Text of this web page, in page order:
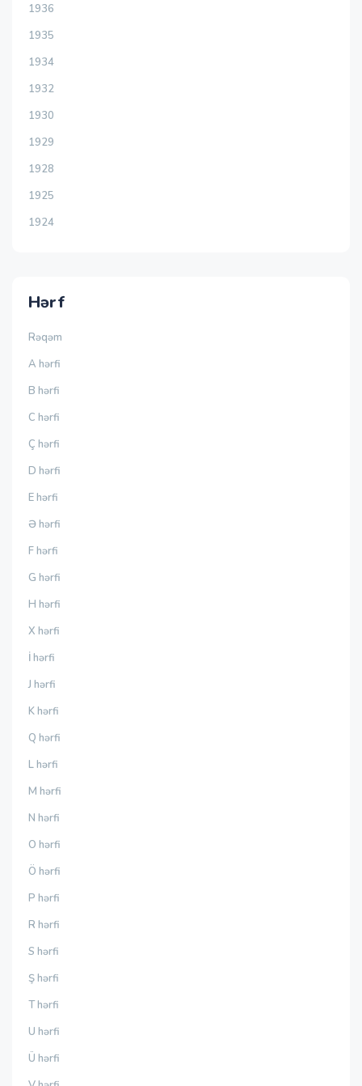
1936
1935
1934
1932
1930
1929
1928
1925
1924
Hərf
Rəqəm
A hərfi
B hərfi
C hərfi
Ç hərfi
D hərfi
E hərfi
Ə hərfi
F hərfi
G hərfi
H hərfi
X hərfi
İ hərfi
J hərfi
K hərfi
Q hərfi
L hərfi
M hərfi
N hərfi
O hərfi
Ö hərfi
P hərfi
R hərfi
S hərfi
Ş hərfi
T hərfi
U hərfi
Ü hərfi